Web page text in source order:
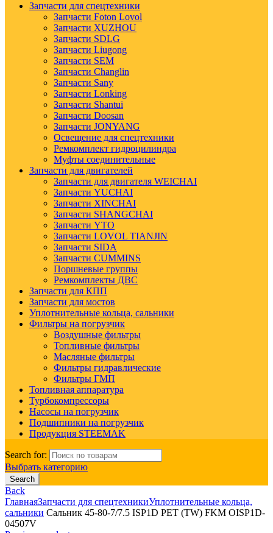
Запчасти для спецтехники
Запчасти Foton Lovol
Запчасти XUZHOU
Запчасти SDLG
Запчасти Liugong
Запчасти SEM
Запчасти Changlin
Запчасти Sany
Запчасти Lonking
Запчасти Shantui
Запчасти Doosan
Запчасти JONYANG
Освещение для спецтехники
Ремкомплект гидроцилиндра
Муфты соединительные
Запчасти для двигателей
Запчасти для двигателя WEICHAI
Запчасти YUCHAI
Запчасти XINCHAI
Запчасти SHANGCHAI
Запчасти YTO
Запчасти LOVOL TIANJIN
Запчасти SIDA
Запчасти CUMMINS
Поршневые группы
Ремкомплекты ДВС
Запчасти для КПП
Запчасти для мостов
Уплотнительные кольца, сальники
Фильтры на погрузчик
Воздушные фильтры
Топливные фильтры
Масляные фильтры
Фильтры гидравлические
Фильтры ГМП
Топливная аппаратура
Турбокомпрессоры
Насосы на погрузчик
Подшипники на погрузчик
Продукция STEEMAK
Search for:
Выбрать категорию
Search
Back
ГлавнаяЗапчасти для спецтехникиУплотнительные кольца,
сальники Сальник 45-80-7/7.5 ISP1D PET (TW) FKM OISP1D-
04507V